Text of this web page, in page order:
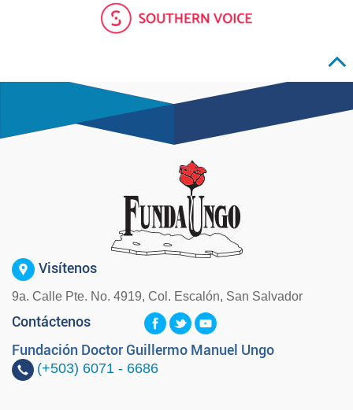
Visítenos
9a. Calle Pte. No. 4919, Col. Escalón, San Salvador
Contáctenos
Fundación Doctor Guillermo Manuel Ungo
(+503) 6071 - 6686